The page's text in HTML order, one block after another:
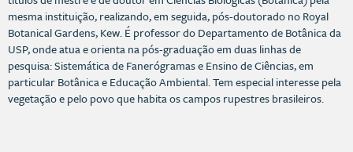
mesma instituição, realizando, em seguida, pós-doutorado no Royal
Botanical Gardens, Kew. É professor do Departamento de Botânica da
USP, onde atua e orienta na pós-graduação em duas linhas de
pesquisa: Sistemática de Fanerógramas e Ensino de Ciências, em
particular Botânica e Educação Ambiental. Tem especial interesse pela
vegetação e pelo povo que habita os campos rupestres brasileiros.